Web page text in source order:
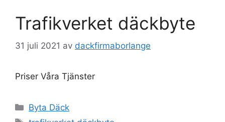
Trafikverket däckbyte
31 juli 2021 av dackfirmaborlange
Priser Våra Tjänster
Kategorier
Byta Däck